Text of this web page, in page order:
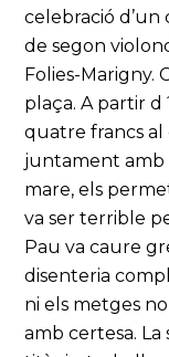
celebració
de segon
Folies-Marigny.
plaça. A partir
quatre francs
juntament amb
mare, els
va ser terrible
Pau va caure
disenteria
ni els metges
amb certesa.